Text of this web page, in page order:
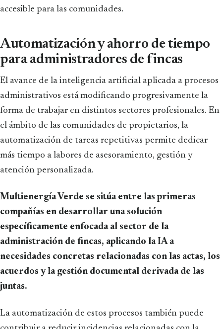
accesible para las comunidades.
Automatización y ahorro de tiempo
para administradores de fincas
El avance de la inteligencia artificial aplicada a procesos
administrativos está modificando progresivamente la
forma de trabajar en distintos sectores profesionales. En
el ámbito de las comunidades de propietarios, la
automatización de tareas repetitivas permite dedicar
más tiempo a labores de asesoramiento, gestión y
atención personalizada.
Multienergía Verde se sitúa entre las primeras
compañías en desarrollar una solución
específicamente enfocada al sector de la
administración de fincas, aplicando la IA a
necesidades concretas relacionadas con las actas, los
acuerdos y la gestión documental derivada de las
juntas.
La automatización de estos procesos también puede